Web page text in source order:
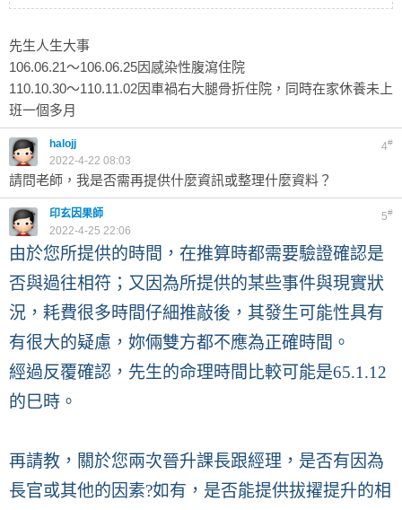
先生人生大事
106.06.21～106.06.25因感染性腹瀉住院
110.10.30～110.11.02因車禍右大腿骨折住院，同時在家休養未上
班一個多月
4#
halojj
2022-4-22 08:03
請問老師，我是否需再提供什麼資訊或整理什麼資料？
5#
印玄因果師
2022-4-25 22:06
由於您所提供的時間，在推算時都需要驗證確認是
否與過往相符；又因為所提供的某些事件與現實狀
況，耗費很多時間仔細推敲後，其發生可能性具有
有很大的疑慮，妳倆雙方都不應為正確時間。
經過反覆確認，先生的命理時間比較可能是65.1.12
的巳時。
再請教，關於您兩次晉升課長跟經理，是否有因為
長官或其他的因素?如有，是否能提供拔擢提升的相